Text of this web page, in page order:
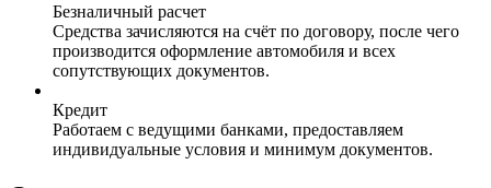
Безналичный расчет
Средства зачисляются на счёт по договору, после чего
производится оформление автомобиля и всех
сопутствующих документов.
Кредит
Работаем с ведущими банками, предоставляем
индивидуальные условия и минимум документов.